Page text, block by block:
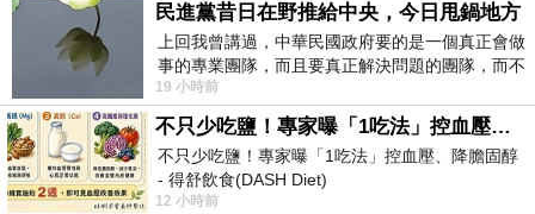
細腰蜂有好多隻，地面上也有好幾個巢穴，每一隻細腰蜂
都花了好多時間尋覓自己的窩，在每個洞口停下、駐足、
徘徊、挖挖封土，咦......
後飛走，再到下一個洞口，重複同樣的動作。傷腦筋，難
道牠們沒有在自己的家門口做好記號嗎?
民進黨昔日在野推給中央，今日甩鍋地方
上回我曾講過，中華民國政府要的是一個真正會做
事的專業團隊，而且要真正解決問題的團隊，而不
是只會到處甩鍋的雙標團隊，最近民進黨
19 小時前
不只少吃鹽！專家曝「1吃法」控血壓、降膽固醇 - 得舒飲食(DASH Diet)
不只少吃鹽！專家曝「1吃法」控血壓、降膽固醇
- 得舒飲食(DASH Diet)
https://www.facebook.com/dietitiansophia/posts/
12 小時前